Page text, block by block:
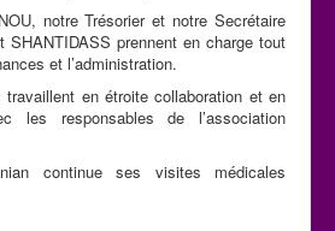
notre Trésorier et notre Secrétaire
SHANTIDASS prennent en charge tout
et l’administration.
travaillent en étroite collaboration et en
les responsables de l’association
continue ses visites médicales